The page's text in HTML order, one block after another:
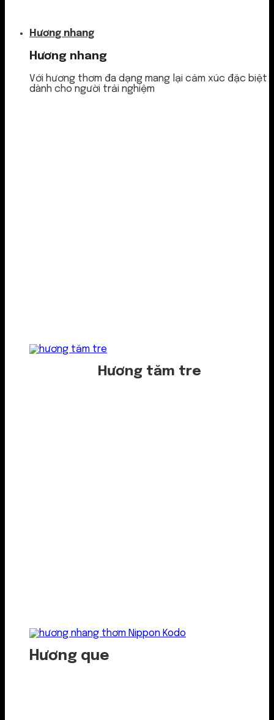
Hương nhang
Hương nhang
Với hương thơm đa dạng mang lại cảm xúc đặc biệt
dành cho người trải nghiệm
Hương tăm tre
Hương que